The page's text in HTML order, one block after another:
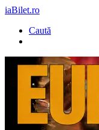
iaBilet.ro
Caută